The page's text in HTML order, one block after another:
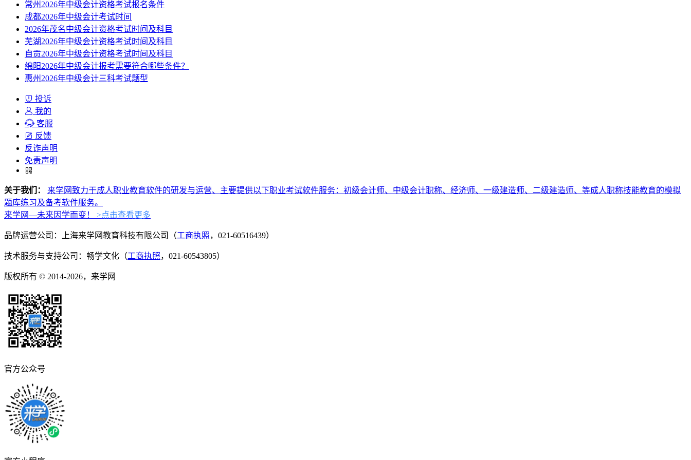
常州2026年中级会计资格考试报名条件
成都2026年中级会计考试时间
2026年茂名中级会计资格考试时间及科目
芜湖2026年中级会计资格考试时间及科目
自贡2026年中级会计资格考试时间及科目
绵阳2026年中级会计报考需要符合哪些条件？
惠州2026年中级会计三科考试题型
投诉
我的
客服
反馈
反诈声明
免责声明
关于我们：
来学网致力于成人职业教育软件的研发与运营、主要提供以下职业考试软件服务：初级会计师、中级会计职称、经济师、一级建造师、二级建造师、等成人职称技能教育的模拟
题库练习及备考软件服务。
来学网—未来因学而变！
>点击查看更多
品牌运营公司：上海来学网教育科技有限公司（工商执照，021-60516439）
技术服务与支持公司：畅学文化（工商执照，021-60543805）
版权所有 © 2014-2026，来学网
官方公众号